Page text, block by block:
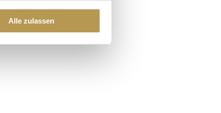
Alle zulassen